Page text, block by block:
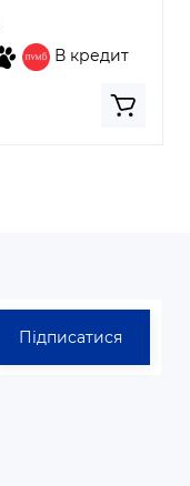
В кредит
Підписатися